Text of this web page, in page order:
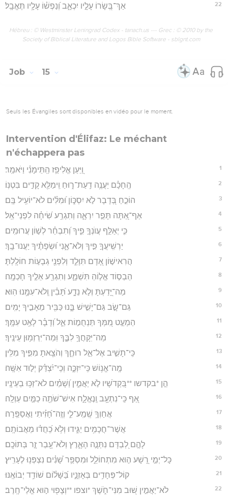
22 אַךְ־בְּ֭שָׂרוֹ עָלָ֣יו יִכְאָ֑ב וְ֝נַפְשׁ֗וֹ עָלָ֥יו תֶּאֱבָֽל׃
Hébreu : © Westminster Leningrad Codex - tanach.us --- Grec : © 2010 by the
Society of Biblical Literature and Logos Bible Software - sblgnt.com
Job 15
Seuls les Évangiles sont disponibles en vidéo pour le moment.
Intervention d'Élifaz: Le méchant
n'échappera pas
1 וַ֭יַּעַן אֱלִיפַ֥ז הַֽתֵּימָנִ֗י וַיֹּאמַֽר׃
2 הֶֽחָכָ֗ם יַעֲנֶ֥ה דַֽעַת־ר֑וּחַ וִֽימַלֵּ֖א קָדִ֣ים בִּטְנֽוֹ׃
3 הוֹכֵ֣חַ בְּ֭דָבָר לֹ֣א יִסְכּ֑וֹן וּ֝מִלִּ֗ים לֹא־יוֹעִ֥יל בָּֽם׃
4 אַף־אַ֭תָּה תָּפֵ֣ר יִרְאָ֑ה וְתִגְרַ֥ע שִׂ֝יחָ֗ה לִפְנֵי־אֵֽל׃
5 כִּ֤י יְאַלֵּ֣ף עֲוֺנְךָ֣ פִ֑יךָ וְ֝תִבְחַ֗ר לְשׁ֣וֹן עֲרוּמִֽים׃
6 יַרְשִֽׁיעֲךָ֣ פִ֣יךָ וְלֹא־אָ֑נִי וּ֝שְׂפָתֶ֗יךָ יַעֲנוּ־בָֽךְ׃
7 הֲרִאישׁ֣וֹן אָ֭דָם תִּוָּלֵ֑ד וְלִפְנֵ֖י גְבָע֣וֹת חוֹלָֽלְתָּ׃
8 הַבְס֣וֹד אֱל֣וֹהַ תִּשְׁמָ֑ע וְתִגְרַ֖ע אֵלֶ֣יךָ חָכְמָֽה׃
9 מַה־יָּ֭דַעְתָּ וְלֹ֣א נֵדָ֑ע תָּ֝בִ֗ין וְֽלֹא־עִמָּ֥נוּ הֽוּא׃
10 גַּם־שָׂ֣ב גַּם־יָשִׁ֣ישׁ בָּ֑נוּ כַּבִּ֖יר מֵאָבִ֣יךָ יָמִֽים׃
11 הַמְעַ֣ט מִ֭מְּךָ תַּנְחֻמ֣וֹת אֵ֑ל וְ֝דָבָ֗ר לָאַ֥ט עִמָּֽךְ׃
12 מַה־יִּקָּחֲךָ֥ לִבֶּ֑ךָ וּֽמַה־יִּרְזְמ֥וּן עֵינֶֽיךָ׃
13 כִּֽי־תָשִׁ֣יב אֶל־אֵ֣ל רוּחֶ֑ךָ וְהֹצֵ֖אתָ מִפִּ֣יךָ מִלִּֽין׃
14 מָֽה־אֱנ֥וֹשׁ כִּֽי־יִזְכֶּ֑ה וְכִֽי־יִ֝צְדַּ֗ק יְל֣וּד אִשָּֽׁה׃
15 הֵ֣ן *בקדשו **בִּ֭קְדֹשָׁיו לֹ֣א יַאֲמִ֑ין וְ֝שָׁמַ֗יִם לֹא־זַכּ֥וּ בְעֵינָֽיו׃
16 אַ֭ף כִּֽי־נִתְעָ֥ב וְֽנֶאֱלָ֑ח אִישׁ־שֹׁתֶ֖ה כַמַּ֣יִם עַוְלָֽה׃
17 אֲחַוְךָ֥ שְֽׁמַֽע־לִ֑י וְזֶֽה־חָ֝זִ֗יתִי וַאֲסַפֵּֽרָה׃
18 אֲשֶׁר־חֲכָמִ֥ים יַגִּ֑ידוּ וְלֹ֥א כִֽ֝חֲד֗וּ מֵאֲבוֹתָֽם׃
19 לָהֶ֣ם לְ֭בַדָּם נִתְּנָ֣ה הָאָ֑רֶץ וְלֹא־עָ֖בַר זָ֣ר בְּתוֹכָֽם׃
20 כָּל־יְמֵ֣י רָ֭שָׁע ה֣וּא מִתְחוֹלֵ֑ל וּמִסְפַּ֥ר שָׁ֝נִ֗ים נִצְפְּנ֥וּ לֶעָרִֽיץ׃
21 קוֹל־פְּחָדִ֥ים בְּאָזְנָ֑יו בַּ֝שָּׁל֗וֹם שׁוֹדֵ֥ד יְבוֹאֶֽנּוּ׃
22 לֹא־יַאֲמִ֣ין שׁ֭וּב מִנִּי־חֹ֑שֶׁךְ *וצפו **וְצָפ֖וּי ה֣וּא אֱלֵי־חָֽרֶב׃